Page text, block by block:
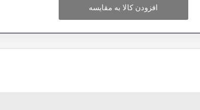
افزودن کالا به مقایسه